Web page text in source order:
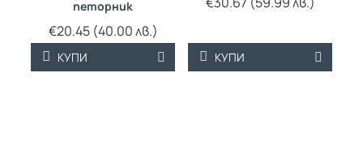
петорник
€20.45 (40.00 лв.)
КУПИ КУПИ